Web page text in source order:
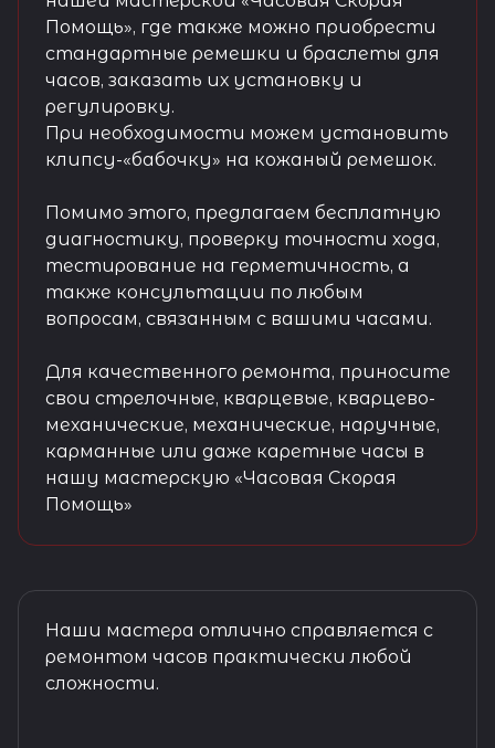
Помощь», где также можно приобрести
стандартные ремешки и браслеты для
часов, заказать их установку и
регулировку.
При необходимости можем установить
клипсу-«бабочку» на кожаный ремешок.
Помимо этого, предлагаем бесплатную
диагностику, проверку точности хода,
тестирование на герметичность, а
также консультации по любым
вопросам, связанным с вашими часами.
Для качественного ремонта, приносите
свои стрелочные, кварцевые, кварцево-
механические, механические, наручные,
карманные или даже каретные часы в
нашу мастерскую «Часовая Скорая
Помощь»
Наши мастера отлично справляется с
ремонтом часов практически любой
сложности.